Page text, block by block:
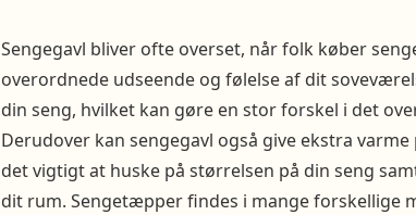
Sengegavl bliver ofte overset, når folk køber
overordnede udseende og følelse af dit
din seng, hvilket kan gøre en stor forskel i det
Derudover kan sengegavl også give ekstra
det vigtigt at huske på størrelsen på din seng
dit rum. Sengetæpper findes i mange forskellige